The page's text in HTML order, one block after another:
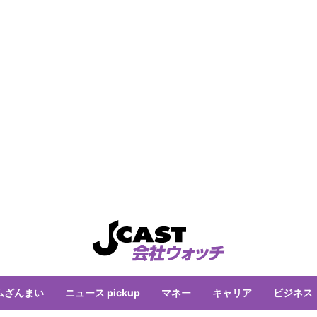
ざんまい ニュース pickup マネー キャリア ビジネス